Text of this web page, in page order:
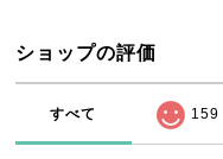
ショップの評価
すべて 159